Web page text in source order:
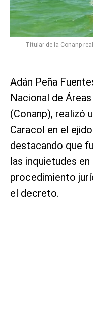
Titular de la Conanp
Adán Peña
Nacional de
(Conanp), realizó
Caracol en el
destacando que
las inquietudes
procedimiento
el decreto.